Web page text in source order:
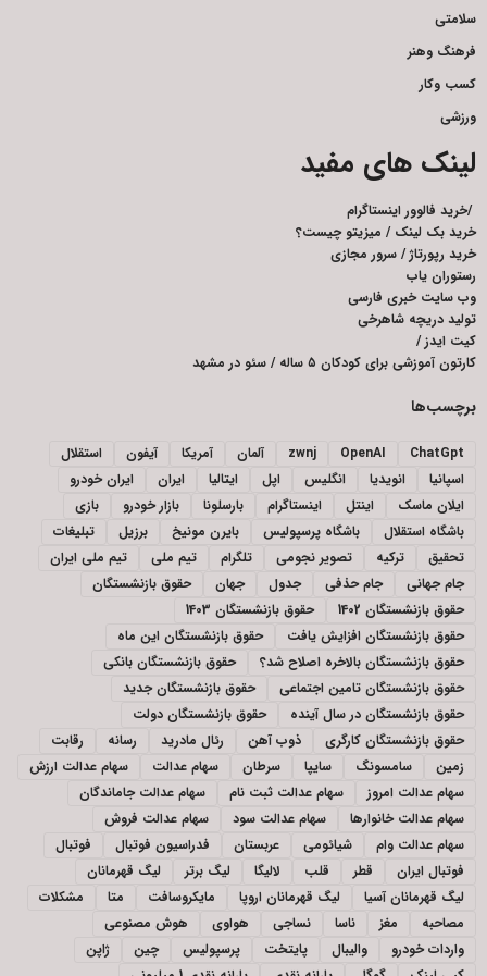
سلامتی
فرهنگ وهنر
کسب وکار
ورزشی
لینک های مفید
/خرید فالوور اینستاگرام
خرید بک لینک / میزیتو چیست؟
خرید رپورتاژ/ سرور مجازی
رستوران یاب
وب سایت خبری فارسی
تولید دریچه شاهرخی
کیت ایدز/
کارتون آموزشی برای کودکان ۵ ساله
/ سئو در مشهد
برچسب‌ها
ChatGpt
OpenAI
zwnj آلمان آمریکا آیفون
استقلال
اسپانیا
انویدیا انگلیس اپل ایتالیا ایران
ایران خودرو
ایلان ماسک
اینتل اینستاگرام بارسلونا بازار خودرو
بازی
باشگاه استقلال
باشگاه پرسپولیس بایرن مونیخ برزیل
تبلیغات
تحقیق
ترکیه تصویر نجومی تلگرام تیم ملی
تیم ملی ایران
جام جهانی
جام حذفی جدول جهان
حقوق بازنشستگان
حقوق بازنشستگان 1402
حقوق بازنشستگان 1403
حقوق بازنشستگان افزایش یافت
حقوق بازنشستگان این ماه
حقوق بازنشستگان بالاخره اصلاح شد؟
حقوق بازنشستگان بانکی
حقوق بازنشستگان تامین اجتماعی
حقوق بازنشستگان جدید
حقوق بازنشستگان در سال آینده
حقوق بازنشستگان دولت
حقوق بازنشستگان کارگری
ذوب آهن رئال مادرید رسانه
رقابت
زمین
سامسونگ سایپا سرطان سهام عدالت
سهام عدالت ارزش
سهام عدالت امروز
سهام عدالت ثبت نام
سهام عدالت جاماندگان
سهام عدالت خانوارها
سهام عدالت سود
سهام عدالت فروش
سهام عدالت وام
شیائومی عربستان فدراسیون فوتبال
فوتبال
فوتبال ایران
قطر قلب لالیگا لیگ برتر
لیگ قهرمانان
لیگ قهرمانان آسیا
لیگ قهرمانان اروپا مایکروسافت متا
مشکلات
مصاحبه
مغز ناسا نساجی هواوی
هوش مصنوعی
واردات خودرو
والیبال پایتخت پرسپولیس چین
ژاپن